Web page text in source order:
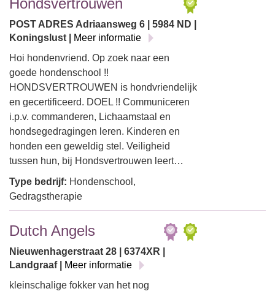
Hondsvertrouwen
POST ADRES Adriaansweg 6 | 5984 ND |
Koningslust |
Meer informatie
Hoi hondenvriend. Op zoek naar een
goede hondenschool !!
HONDSVERTROUWEN is hondvriendelijk
en gecertificeerd. DOEL !! Communiceren
i.p.v. commanderen, Lichaamstaal en
hondsegedragingen leren. Kinderen en
honden een geweldig stel. Veiligheid
tussen hun, bij Hondsvertrouwen leert…
Type bedrijf: Hondenschool,
Gedragstherapie
Dutch Angels
Nieuwenhagerstraat 28 | 6374XR |
Landgraaf |
Meer informatie
kleinschalige fokker van het nog